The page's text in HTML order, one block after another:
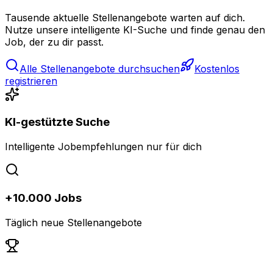
Tausende aktuelle Stellenangebote warten auf dich.
Nutze unsere intelligente KI-Suche und finde genau den
Job, der zu dir passt.
Alle Stellenangebote durchsuchen
Kostenlos
registrieren
KI-gestützte Suche
Intelligente Jobempfehlungen nur für dich
+10.000 Jobs
Täglich neue Stellenangebote